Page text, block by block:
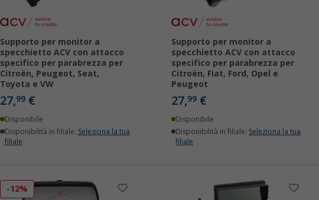
Supporto per monitor a
specchietto ACV con attacco
specifico per parabrezza per
Citroën, Peugeot, Seat,
Toyota e VW
27,99 €
Disponibile
Disponibilità in filiale: Seleziona la tua
filiale
Supporto per monitor a
specchietto ACV con attacco
specifico per parabrezza per
Citroën, Fiat, Ford, Opel e
Peugeot
27,99€
Disponibile
Disponibilità in filiale: Seleziona la tua
filiale
-12%